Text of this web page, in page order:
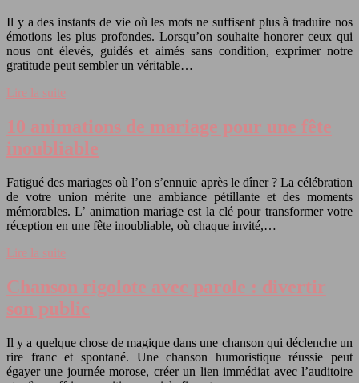
Il y a des instants de vie où les mots ne suffisent plus à traduire nos
émotions les plus profondes. Lorsqu’on souhaite honorer ceux qui
nous ont élevés, guidés et aimés sans condition, exprimer notre
gratitude peut sembler un véritable…
Lire la suite
10 animations de mariage pour une fête
inoubliable
Fatigué des mariages où l’on s’ennuie après le dîner ? La célébration
de votre union mérite une ambiance pétillante et des moments
mémorables. L’ animation mariage est la clé pour transformer votre
réception en une fête inoubliable, où chaque invité,…
Lire la suite
Chanson rigolote avec parole : divertir
son public
Il y a quelque chose de magique dans une chanson qui déclenche un
rire franc et spontané. Une chanson humoristique réussie peut
égayer une journée morose, créer un lien immédiat avec l’auditoire